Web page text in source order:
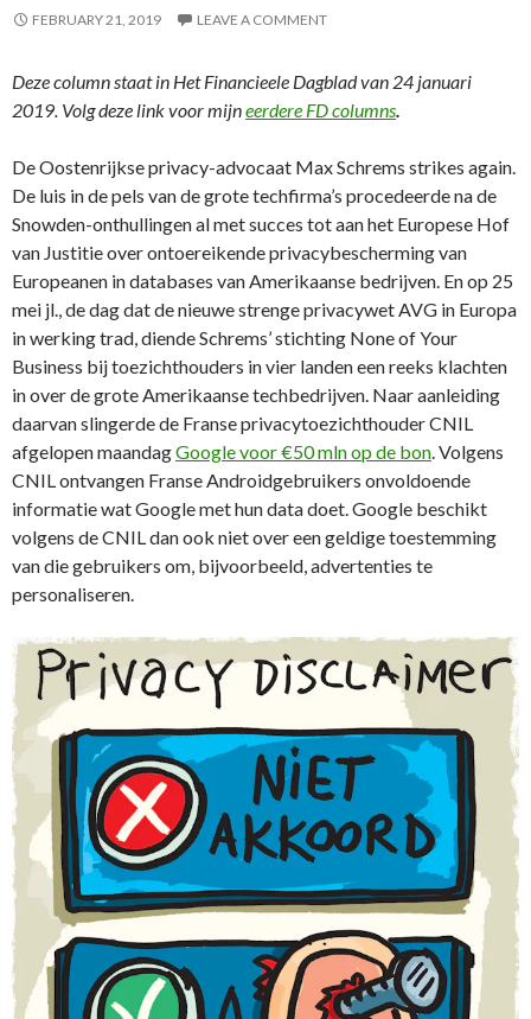
FEBRUARY 21, 2019 LEAVE A COMMENT
Deze column staat in Het Financieele Dagblad van 24 januari
2019. Volg deze link voor mijneerdere FD columns.
De Oostenrijkse privacy-advocaat Max Schrems strikes again.
De luis in de pels van de grote techfirma’s procedeerde na de
Snowden-onthullingen al met succes tot aan het Europese Hof
van Justitie over ontoereikende privacybescherming van
Europeanen in databases van Amerikaanse bedrijven. En op 25
mei jl., de dag dat de nieuwe strenge privacywet AVG in Europa
in werking trad, diende Schrems’ stichting None of Your
Business bij toezichthouders in vier landen een reeks klachten
in over de grote Amerikaanse techbedrijven. Naar aanleiding
daarvan slingerde de Franse privacytoezichthouder CNIL
afgelopen maandagGoogle voor €50 mln op de bon. Volgens
CNIL ontvangen Franse Androidgebruikers onvoldoende
informatie wat Google met hun data doet. Google beschikt
volgens de CNIL dan ook niet over een geldige toestemming
van die gebruikers om, bijvoorbeeld, advertenties te
personaliseren.